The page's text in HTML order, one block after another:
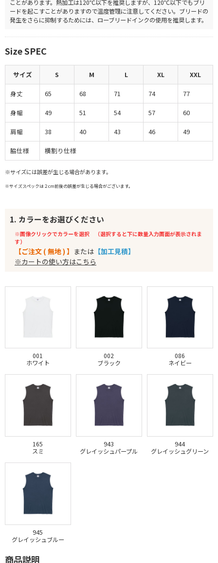
ことがあります。熱加工は120℃以下を推奨しますが、120℃以下でもブリ
ードを起こすことがありますので温度管理に注意してください。ブリードの
発生をさらに抑制するためには、ローブリードインクの使用を推奨します。
Size SPEC
サイズ S M L XL XXL
身丈 65 68 71 74 77
身幅 49 51 54 57 60
肩幅 38 40 43 46 49
脇仕様 横割り仕様
※サイズには誤差が生じる場合があります。
※サイズスペックは２cm前後の誤差が生じる場合がございます。
1. カラーをお選びください
※画像クリックでカラーを選択 （選択すると下に数量入力画面が表示されま
す）
【ご注文 ( 無地 ) 】 または 【加工見積】
※カートの使い方はこちら
001
ホワイト
002
ブラック
086
ネイビー
165
スミ
943
グレイッシュパープル
944
グレイッシュグリーン
945
グレイッシュブルー
商品説明